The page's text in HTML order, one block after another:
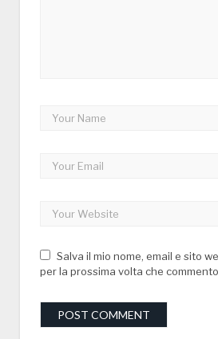
Salva il mio nome, email e sito
per la prossima volta che